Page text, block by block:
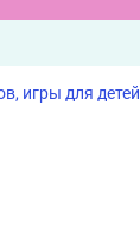
игры для детей